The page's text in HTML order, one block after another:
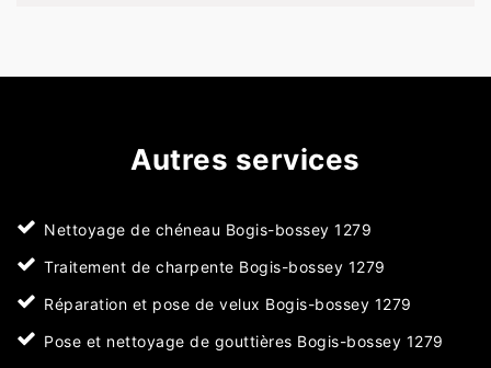
Autres services
Nettoyage de chéneau Bogis-bossey 1279
Traitement de charpente Bogis-bossey 1279
Réparation et pose de velux Bogis-bossey 1279
Pose et nettoyage de gouttières Bogis-bossey 1279